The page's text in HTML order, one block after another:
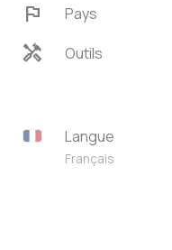
flag Pays
handyman Outils
Langue
Français